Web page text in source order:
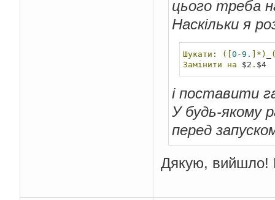
цього треба
Наскільки я
Шукати: ([0 -9. ]*)
Замінити
на $2 . $4
і поставити
У будь-якому
перед
Дякую, вийшло!